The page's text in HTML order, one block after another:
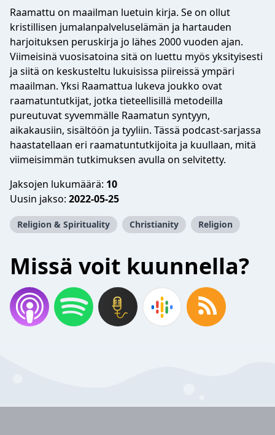
Raamattu on maailman luetuin kirja. Se on ollut
kristillisen jumalanpalveluselämän ja hartauden
harjoituksen peruskirja jo lähes 2000 vuoden ajan.
Viimeisinä vuosisatoina sitä on luettu myös yksityisesti
ja siitä on keskusteltu lukuisissa piireissä ympäri
maailman. Yksi Raamattua lukeva joukko ovat
raamatuntutkijat, jotka tieteellisillä metodeilla
pureutuvat syvemmälle Raamatun syntyyn,
aikakausiin, sisältöön ja tyyliin. Tässä podcast-sarjassa
haastatellaan eri raamatuntutkijoita ja kuullaan, mitä
viimeisimmän tutkimuksen avulla on selvitetty.
Jaksojen lukumäärä: 10
Uusin jakso: 2022-05-25
Religion & Spirituality Christianity Religion
Missä voit kuunnella?